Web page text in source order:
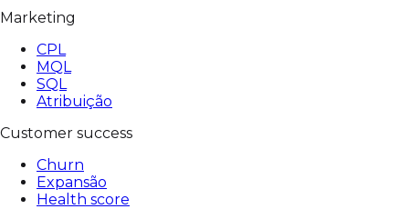
Marketing
CPL
MQL
SQL
Atribuição
Customer success
Churn
Expansão
Health score